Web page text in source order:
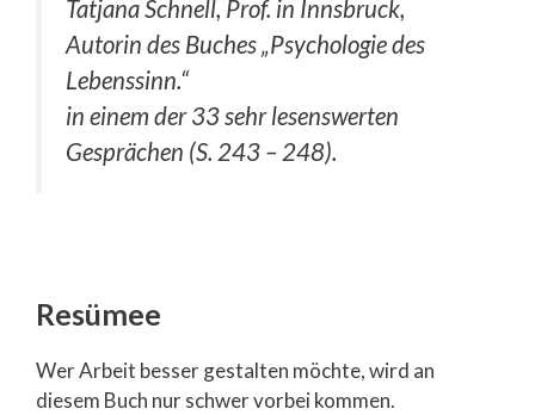
Tatjana Schnell, Prof. in Innsbruck,
Autorin des Buches„Psychologie des
Lebenssinn.“
in einem der 33 sehr lesenswerten
Gesprächen (S. 243 – 248).
Resümee
Wer Arbeit besser gestalten möchte, wird an
diesem Buch nur schwer vorbei kommen.